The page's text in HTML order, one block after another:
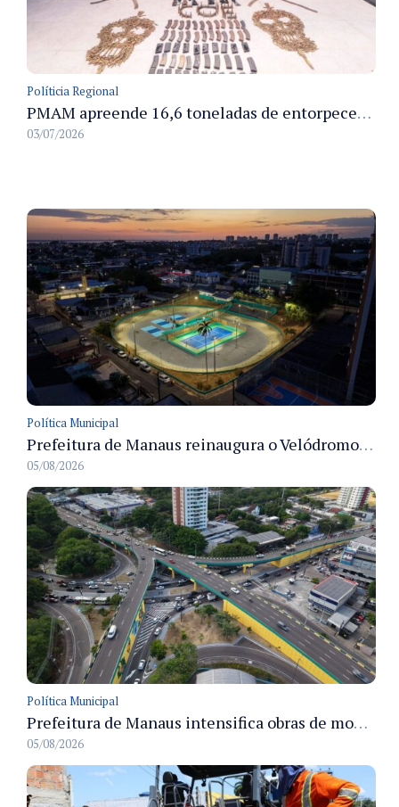
Políticia Regional
PMAM apreende 16,6 toneladas de entorpecentes e registra aumento nas prisões em flagrante e nas capturas de foragidos no primeiro semestre de 2026
03/07/2026
Política Municipal
Prefeitura de Manaus reinaugura o Velódromo Professora Alzira Campos e entrega espaço esportivo totalmente revitalizado
05/08/2026
Política Municipal
Prefeitura de Manaus intensifica obras de modernização no viaduto Miguel Arraes para ampliar segurança e acessibilidade na região
05/08/2026